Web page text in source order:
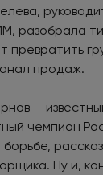
разобрала
продаж.
—
чемпион
Ну и,